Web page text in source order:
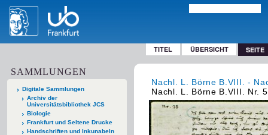
TITEL ÜBERSICHT SEITE
SAMMLUNGEN
Digitale Sammlungen
Archiv der
Universitätsbibliothek JCS
Biologie
Frankfurt und Seltene Drucke
Handschriften und Inkunabeln
Nachl. L. Börne B.VIII. -
Nachl. L. Börne B.VIII. Nr.